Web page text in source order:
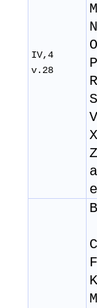
IV,4
v.28